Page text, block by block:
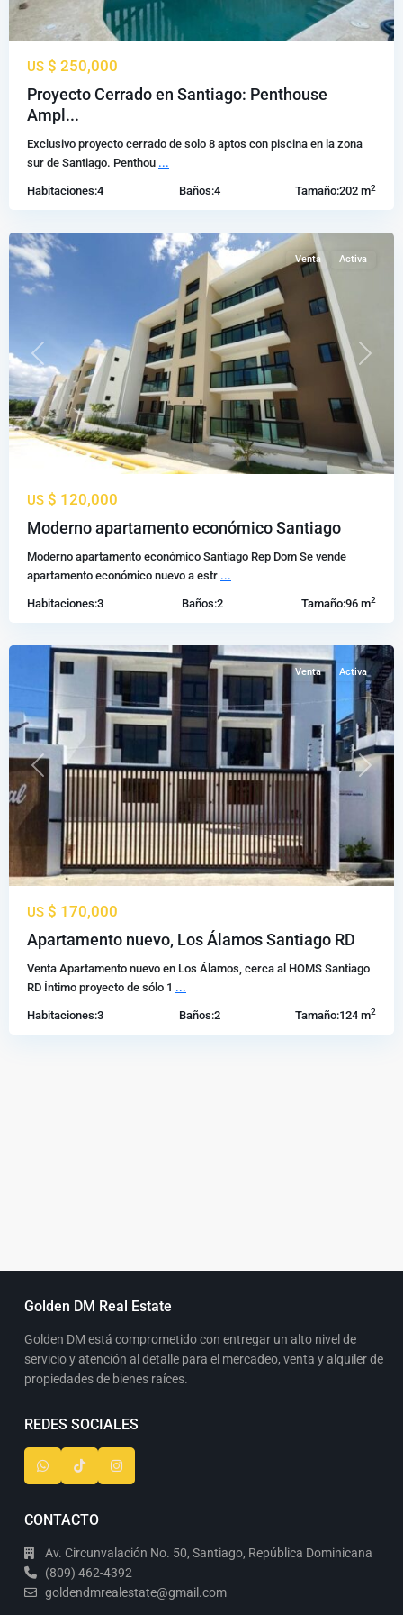
US $ 250,000
Proyecto Cerrado en Santiago: Penthouse
Ampl...
Exclusivo proyecto cerrado de solo 8 aptos con piscina en la zona
sur de Santiago. Penthou ...
Habitaciones:4 Baños:4 Tamaño:202 m2
La
los
Previous Next
Venta Activa
US $ 120,000
Moderno apartamento económico Santiago
Moderno apartamento económico Santiago Rep Dom Se vende
apartamento económico nuevo a estr ...
Habitaciones:3 Baños:2 Tamaño:96 m2
Los
de
los
Previous Next
Venta Activa
US $ 170,000
Apartamento nuevo, Los Álamos Santiago RD
Venta Apartamento nuevo en Los Álamos, cerca al HOMS Santiago
RD Íntimo proyecto de sólo 1 ...
Habitaciones:3 Baños:2 Tamaño:124 m2
Golden DM Real Estate
Golden DM está comprometido con entregar un alto nivel de
servicio y atención al detalle para el mercadeo, venta y alquiler de
propiedades de bienes raíces.
REDES SOCIALES
CONTACTO
Av. Circunvalación No. 50, Santiago, República Dominicana
(809) 462-4392
goldendmrealestate@gmail.com